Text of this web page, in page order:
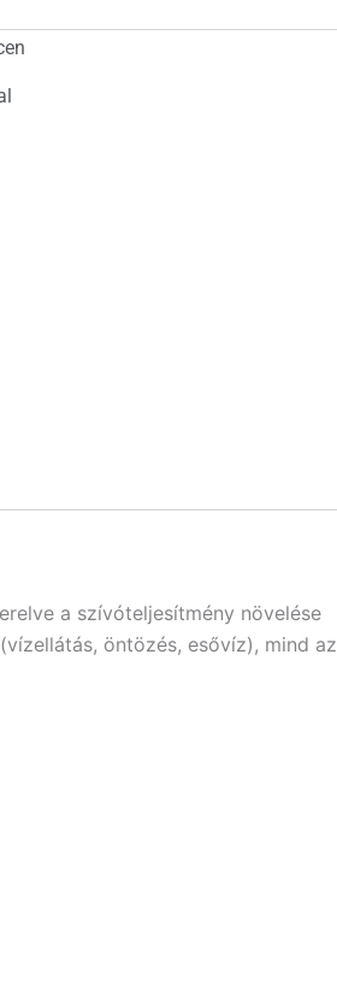
a szívóteljesítmény növelése
öntözés, esővíz), mind az